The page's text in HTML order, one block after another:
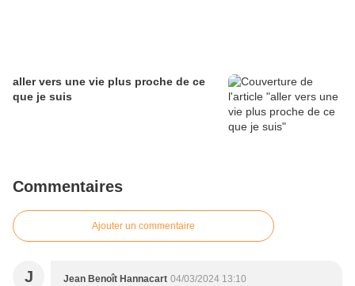
aller vers une vie plus proche de ce
que je suis
Commentaires
Ajouter un commentaire
J Jean Benoît Hannacart 04/03/2024 13:10